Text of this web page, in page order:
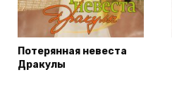
Потерянная невеста
Дракулы